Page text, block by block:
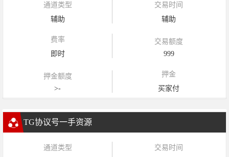
通道类型
辅助
交易时间
辅助
费率
即时
交易额度
999
押金额度
>-
押金
买家付
TG协议号一手资源
通道类型
交易时间